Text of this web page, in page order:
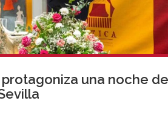
una noche